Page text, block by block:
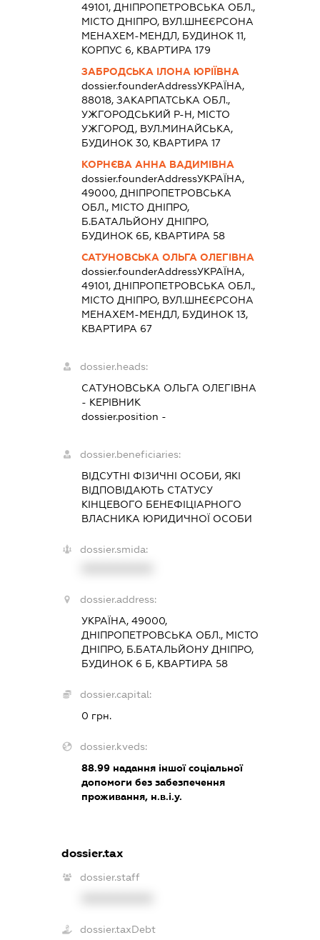
49101, ДНІПРОПЕТРОВСЬКА ОБЛ.,
МІСТО ДНІПРО, ВУЛ.ШНЕЄРСОНА
МЕНАХЕМ-МЕНДЛ, БУДИНОК 11,
КОРПУС 6, КВАРТИРА 179
ЗАБРОДСЬКА ІЛОНА ЮРІЇВНА
dossier.founderAddressУКРАЇНА,
88018, ЗАКАРПАТСЬКА ОБЛ.,
УЖГОРОДСЬКИЙ Р-Н, МІСТО
УЖГОРОД, ВУЛ.МИНАЙСЬКА,
БУДИНОК 30, КВАРТИРА 17
КОРНЄВА АННА ВАДИМІВНА
dossier.founderAddressУКРАЇНА,
49000, ДНІПРОПЕТРОВСЬКА
ОБЛ., МІСТО ДНІПРО,
Б.БАТАЛЬЙОНУ ДНІПРО,
БУДИНОК 6Б, КВАРТИРА 58
САТУНОВСЬКА ОЛЬГА ОЛЕГІВНА
dossier.founderAddressУКРАЇНА,
49101, ДНІПРОПЕТРОВСЬКА ОБЛ.,
МІСТО ДНІПРО, ВУЛ.ШНЕЄРСОНА
МЕНАХЕМ-МЕНДЛ, БУДИНОК 13,
КВАРТИРА 67
dossier.heads:
САТУНОВСЬКА ОЛЬГА ОЛЕГІВНА
- КЕРІВНИК
dossier.position -
dossier.beneficiaries:
ВІДСУТНІ ФІЗИЧНІ ОСОБИ, ЯКІ
ВІДПОВІДАЮТЬ СТАТУСУ
КІНЦЕВОГО БЕНЕФІЦІАРНОГО
ВЛАСНИКА ЮРИДИЧНОЇ ОСОБИ
dossier.smida:
dossier.address:
УКРАЇНА, 49000,
ДНІПРОПЕТРОВСЬКА ОБЛ., МІСТО
ДНІПРО, Б.БАТАЛЬЙОНУ ДНІПРО,
БУДИНОК 6 Б, КВАРТИРА 58
dossier.capital:
0 грн.
dossier.kveds:
88.99надання іншої соціальної
допомоги без забезпечення
проживання, н.в.і.у.
dossier.tax
dossier.staff
dossier.taxDebt